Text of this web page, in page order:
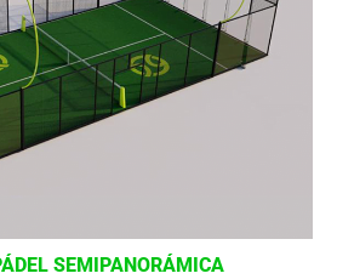
SEMIPANORÁMICA